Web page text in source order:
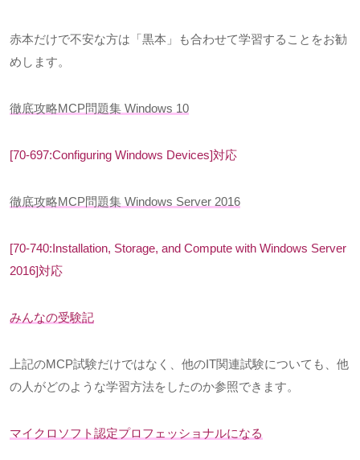
赤本だけで不安な方は「黒本」も合わせて学習することをお勧
めします。
徹底攻略MCP問題集 Windows 10
[70-697:Configuring Windows Devices]対応
徹底攻略MCP問題集 Windows Server 2016
[70-740:Installation, Storage, and Compute with Windows Server
2016]対応
みんなの受験記
上記のMCP試験だけではなく、他のIT関連試験についても、他
の人がどのような学習方法をしたのか参照できます。
マイクロソフト認定プロフェッショナルになる